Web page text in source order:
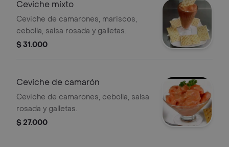
Ceviche mixto
Ceviche de camarones, mariscos,
cebolla, salsa rosada y galletas.
$ 31.000
Ceviche de camarón
Ceviche de camarones, cebolla, salsa
rosada y galletas.
$ 27.000